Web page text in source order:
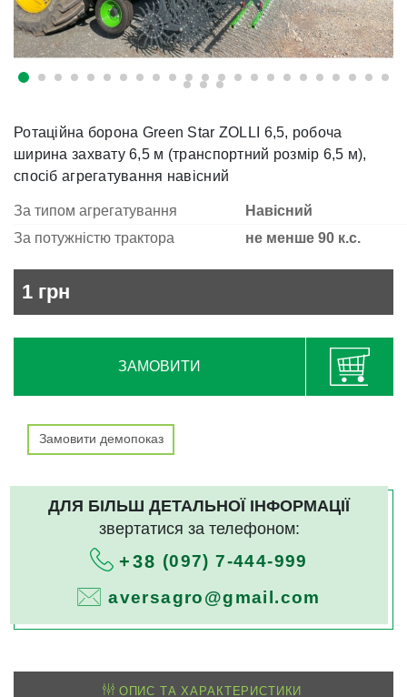
Ротаційна борона Green Star ZOLLI 6,5, робоча
ширина захвату 6,5 м (транспортний розмір 6,5 м),
спосіб агрегатування навісний
За типом агрегатування
Навісний
За потужністю трактора
не менше 90 к.с.
1 грн
ЗАМОВИТИ
Замовити демопоказ
ДЛЯ БІЛЬШ ДЕТАЛЬНОЇ ІНФОРМАЦІЇ
звертатися за телефоном:
+38 (097) 7-444-999
aversagro@gmail.com
ОПИС ТА ХАРАКТЕРИСТИКИ